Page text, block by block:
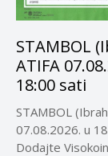
STAMBOL
ATIFA
18:00 sati
STAMBOL
07.08.2026. u
Dodajte